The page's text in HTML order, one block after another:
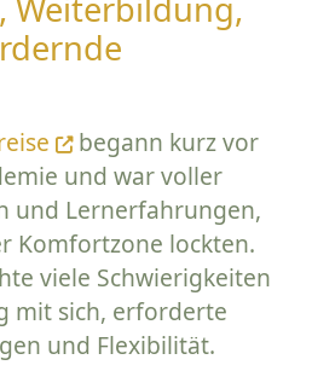
Weiterbildung,
begann kurz vor
und war voller
und Lernerfahrungen,
Komfortzone lockten.
viele Schwierigkeiten
mit sich, erforderte
und Flexibilität.